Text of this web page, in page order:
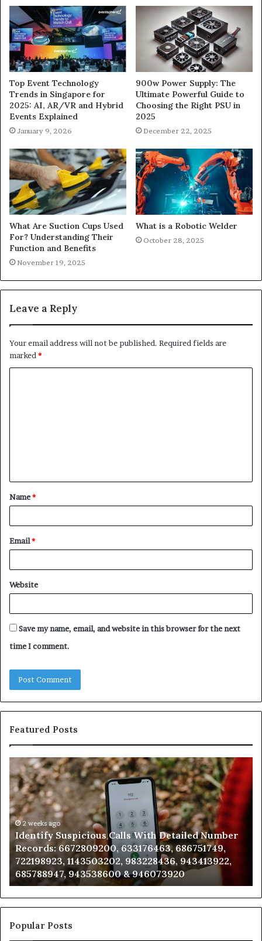
Top Event Technology
Trends in Singapore for
2025: AI, AR/VR and Hybrid
Events Explained
January 9, 2026
900w Power Supply: The
Ultimate Powerful Guide to
Choosing the Right PSU in
2025
December 22, 2025
What Are Suction Cups Used
For? Understanding Their
Function and Benefits
November 19, 2025
What is a Robotic Welder
October 28, 2025
Leave a Reply
Your email address will not be published. Required fields are
marked *
t
*
Name*
Email*
Website
Save my name, email, and website in this browser for the next
time I comment.
Featured Posts
ago
Suspicious Calls With Detailed Number
6672809200, 633176463, 686751749,
1143503202, 983228436, 943413922,
943538600 & 946073920
Unknown
Contact
Search
Database
and
Caller
Analysis:
685105011,
665715255,
911087021,
605713742,
683785843,
Popular Posts